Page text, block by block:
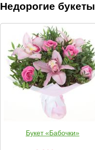
Недорогие букеты
Букет «Бабочки»